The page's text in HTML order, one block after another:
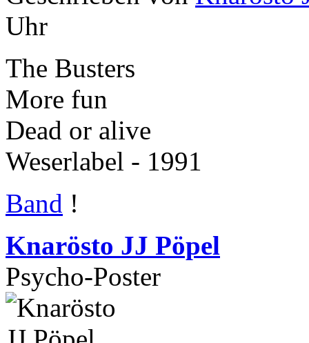
Uhr
The Busters
More fun
Dead or alive
Weserlabel - 1991
Band !
Knarösto JJ Pöpel
Psycho-Poster